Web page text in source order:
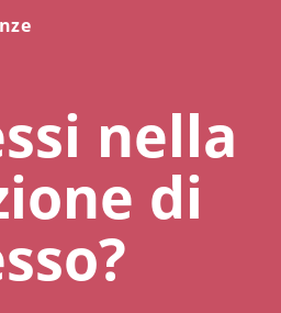
nella
di